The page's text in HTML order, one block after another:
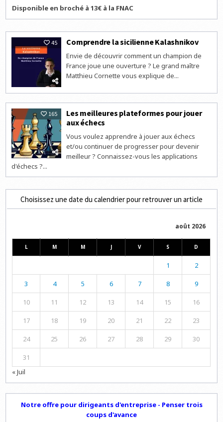
Disponible en broché à 13€ à la FNAC
45 Comprendre la sicilienne Kalashnikov
Envie de découvrir comment un champion de
France joue une ouverture ? Le grand maître
Matthieu Cornette vous explique de...
165
Les meilleures plateformes pour jouer
aux échecs
Vous voulez apprendre à jouer aux échecs
et/ou continuer de progresser pour devenir
meilleur ? Connaissez-vous les applications
d'échecs ?...
Choisissez une date du calendrier pour retrouver un article
août 2026
L M M J V S D
1 2
3 4 5 6 7 8 9
10 11 12 13 14 15 16
17 18 19 20 21 22 23
24 25 26 27 28 29 30
31
« Juil
Notre offre pour dirigeants d'entreprise - Penser trois
coups d'avance